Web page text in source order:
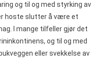
og til og med styrking av
hoste slutter å være et
I mange tilfeller gjør det
og til og med
eller svekkelse av